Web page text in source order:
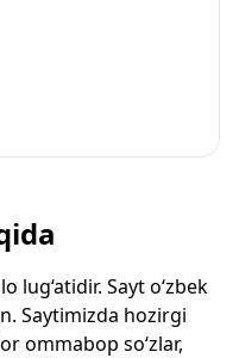
lug‘atidir. Sayt o‘zbek
Saytimizda hozirgi
ommabop so‘zlar,